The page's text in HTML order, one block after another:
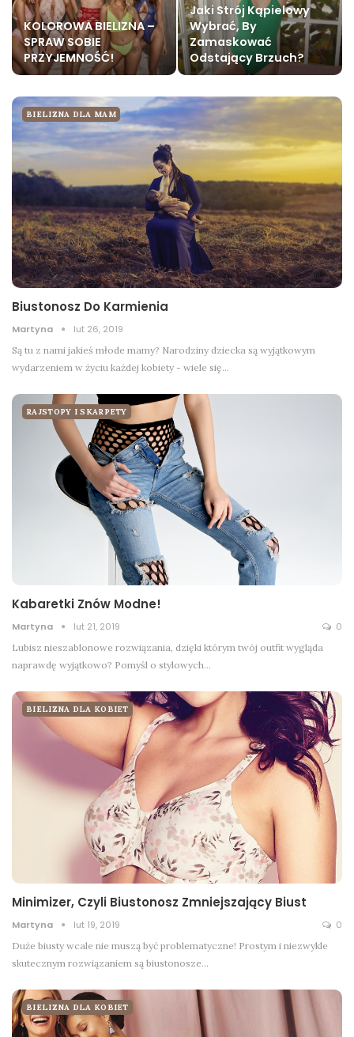
KOLOROWA BIELIZNA –
SPRAW SOBIE
PRZYJEMNOŚĆ!
Jaki Strój Kąpielowy
Wybrać, By
Zamaskować
Odstający Brzuch?
BIELIZNA DLA MAM
Biustonosz Do Karmienia
Martyna lut 26, 2019
Są tu z nami jakieś młode mamy? Narodziny dziecka są wyjątkowym
wydarzeniem w życiu każdej kobiety - wiele się…
RAJSTOPY I SKARPETY
Kabaretki Znów Modne!
Martyna lut 21, 2019 0
Lubisz nieszablonowe rozwiązania, dzięki którym twój outfit wygląda
naprawdę wyjątkowo? Pomyśl o stylowych…
BIELIZNA DLA KOBIET
Minimizer, Czyli Biustonosz Zmniejszający Biust
Martyna lut 19, 2019 0
Duże biusty wcale nie muszą być problematyczne! Prostym i niezwykle
skutecznym rozwiązaniem są biustonosze…
BIELIZNA DLA KOBIET